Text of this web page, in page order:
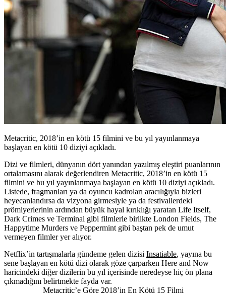
Metacritic, 2018’in en kötü 15 filmini ve bu yıl yayınlanmaya
başlayan en kötü 10 diziyi açıkladı.
Dizi ve filmleri, dünyanın dört yanından yazılmış eleştiri puanlarının
ortalamasını alarak değerlendiren Metacritic, 2018’in en kötü 15
filmini ve bu yıl yayınlanmaya başlayan en kötü 10 diziyi açıkladı.
Listede, fragmanları ya da oyuncu kadroları aracılığıyla bizleri
heyecanlandırsa da vizyona girmesiyle ya da festivallerdeki
prömiyerlerinin ardından büyük hayal kırıklığı yaratan Life Itself,
Dark Crimes ve Terminal gibi filmlerle birlikte London Fields, The
Happytime Murders ve Peppermint gibi baştan pek de umut
vermeyen filmler yer alıyor.
Netflix’in tartışmalarla gündeme gelen dizisi Insatiable, yayına bu
sene başlayan en kötü dizi olarak göze çarparken Here and Now
haricindeki diğer dizilerin bu yıl içerisinde neredeyse hiç ön plana
çıkmadığını belirtmekte fayda var.
Metacritic’e Göre 2018’in En Kötü 15 Filmi